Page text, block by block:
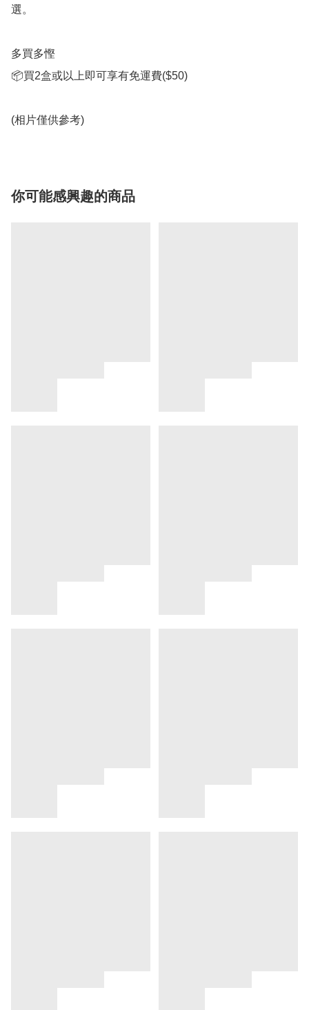
選。
多買多慳
📦買2盒或以上即可享有免運費($50)
(相片僅供參考)
你可能感興趣的商品